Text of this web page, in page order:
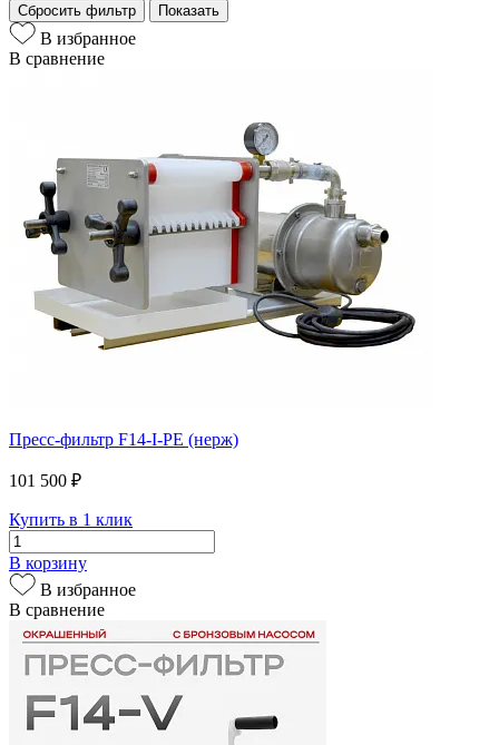
Сбросить фильтр Показать
В избранное
В сравнение
Пресс-фильтр F14-I-PE (нерж)
101 500 ₽
Купить в 1 клик
В корзину
В избранное
В сравнение